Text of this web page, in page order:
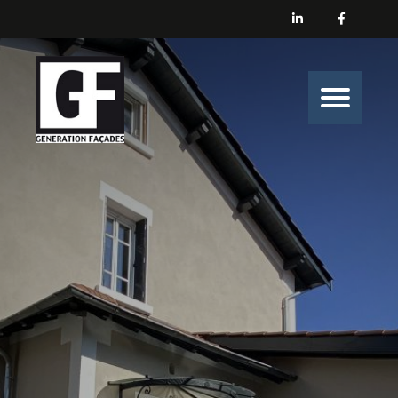
Générations Façades
Nos prestations
Peinture
Isolation
Nos belles histoires de chantiers
Nous contacter